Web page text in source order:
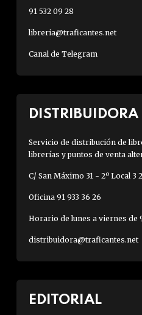
91 532 09 28
libreria@traficantes.net
Canal de Telegram
DISTRIBUIDORA
Servicio de distribución de
librerías y puntos de venta
C/ San Máximo 31 - 2º Local 3
Oficina 91 933 36 26
Horario de lunes a viernes de 9
distribuidora@traficantes.net
EDITORIAL